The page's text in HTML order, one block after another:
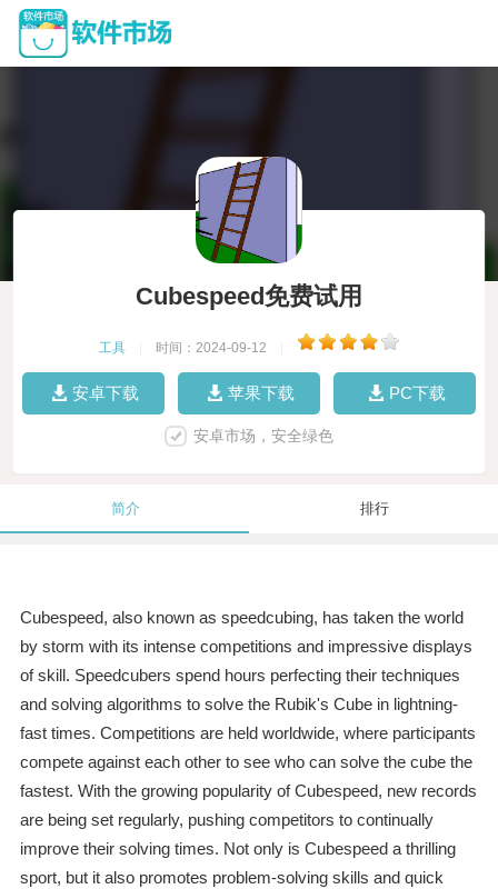
Cubespeed免费试用
工具 时间：2024-09-12
安卓下载 苹果下载 PC下载
安卓市场，安全绿色
简介 排行
Cubespeed, also known as speedcubing, has taken the world
by storm with its intense competitions and impressive displays
of skill. Speedcubers spend hours perfecting their techniques
and solving algorithms to solve the Rubik's Cube in lightning-
fast times. Competitions are held worldwide, where participants
compete against each other to see who can solve the cube the
fastest. With the growing popularity of Cubespeed, new records
are being set regularly, pushing competitors to continually
improve their solving times. Not only is Cubespeed a thrilling
sport, but it also promotes problem-solving skills and quick